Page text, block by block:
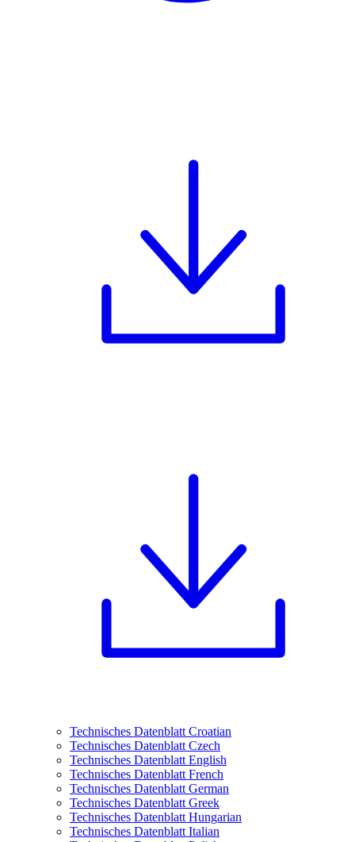
Technisches Datenblatt Croatian
Technisches Datenblatt Czech
Technisches Datenblatt English
Technisches Datenblatt French
Technisches Datenblatt German
Technisches Datenblatt Greek
Technisches Datenblatt Hungarian
Technisches Datenblatt Italian